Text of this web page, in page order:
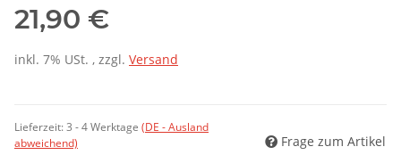
21,90 €
inkl. 7% USt. , zzgl. Versand
Lieferzeit:3 - 4 Werktage (DE - Ausland
abweichend)
Frage zum Artikel